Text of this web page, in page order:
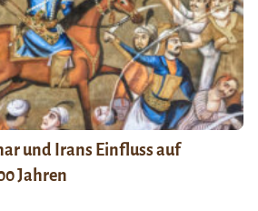
und Irans Einfluss auf
Jahren